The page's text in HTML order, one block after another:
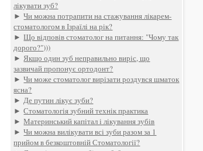
лікувати зуб?
►Чи можна потрапити на стажування лікарем-
стоматологом в Ізраїлі на рік?
►Що відповів стоматолог на питання: "Чому так
дорого?")))
►Якщо один зуб неправильно виріс, що
зазвичай пропонує ортодонт?
►Чи може стоматолог вирізати роздувся шматок
ясна?
►Де путин лікує зуби?
►Стоматологія зубний технік практика
►Материнський капітал і лікування зубів
►Чи можна вилікувати всі зуби разом за 1
прийом в безкоштовній Стоматології?